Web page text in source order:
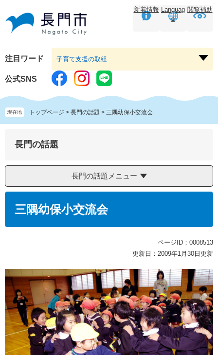
頭
す。
飛
し
本
文
へ
新着情報 Languag
e
閲覧補助
注目ワード
ー
子育て支援の取組
公式SNS
現在地 トップページ > 長門の話題 > 三隅幼保小交流会
長門の話題
長門の話題メニュー
三隅幼保小交流会
ページID：0008513
更新日：2009年1月30日更新